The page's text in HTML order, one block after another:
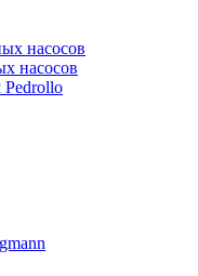
насосов
насосов
Pedrollo